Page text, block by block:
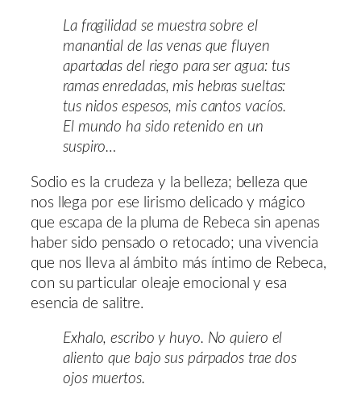
La fragilidad se muestra sobre el
manantial de las venas que fluyen
apartadas del riego para ser agua: tus
ramas enredadas, mis hebras sueltas:
tus nidos espesos, mis cantos vacíos.
El mundo ha sido retenido en un
suspiro…
Sodio es la crudeza y la belleza; belleza que
nos llega por ese lirismo delicado y mágico
que escapa de la pluma de Rebeca sin apenas
haber sido pensado o retocado; una vivencia
que nos lleva al ámbito más íntimo de Rebeca,
con su particular oleaje emocional y esa
esencia de salitre.
Exhalo, escribo y huyo. No quiero el
aliento que bajo sus párpados trae dos
ojos muertos.